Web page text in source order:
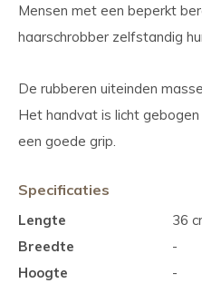
Mensen met een beperkt
haarschrobber zelfstandig
De rubberen uiteinden
Het handvat is licht
een goede grip.
Specificaties
Lengte
36
Breedte
-
Hoogte
-